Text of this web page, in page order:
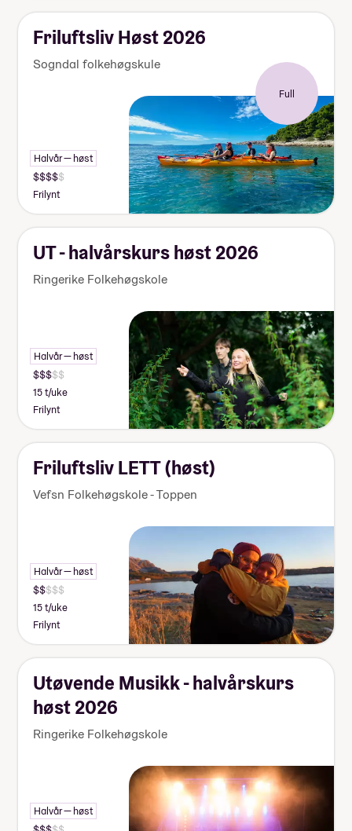
Friluftsliv Høst 2026
Sogndal folkehøgskule
Full
Halvår — høst
Frilynt
UT - halvårskurs høst 2026
Ringerike Folkehøgskole
Halvår — høst
15 t/uke
Frilynt
Friluftsliv LETT (høst)
Vefsn Folkehøgskole - Toppen
Halvår — høst
15 t/uke
Frilynt
Utøvende Musikk - halvårskurs
høst 2026
Ringerike Folkehøgskole
Halvår — høst